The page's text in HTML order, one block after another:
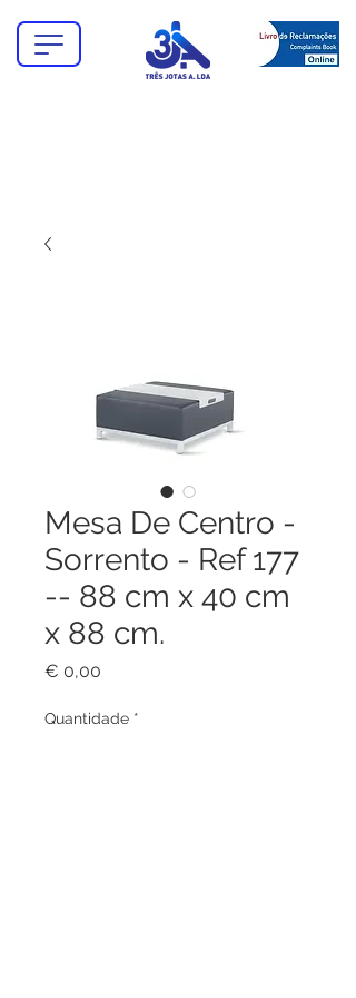
Mesa De Centro -
Sorrento - Ref 177
-- 88 cm x 40 cm
x 88 cm.
€ 0,00
Quantidade *